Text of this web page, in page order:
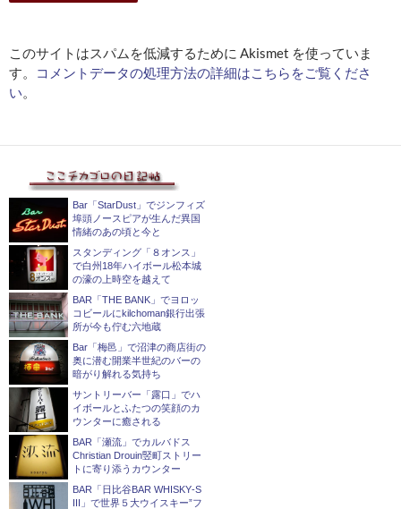
このサイトはスパムを低減するために Akismet を使っていま
す。
コメントデータの処理方法の詳細はこちらをご覧くださ
い。
Bar「StarDust」でジンフィズ
埠頭ノースピアが生んだ異国
情緒のあの頃と今と
スタンディング「８オンス」
で白州18年ハイボール松本城
の濠の上時空を越えて
BAR「THE BANK」でヨロッ
コビールにkilchoman銀行出張
所が今も佇む六地蔵
Bar「梅邑」で沼津の商店街の
奥に潜む開業半世紀のバーの
暗がり解れる気持ち
サントリーバー「露口」でハ
イボールとふたつの笑顔のカ
ウンターに癒される
BAR「瀬流」でカルバドス
Christian Drouin竪町ストリー
トに寄り添うカウンター
BAR「日比谷BAR WHISKY‐S
III」で世界５大ウイスキー”フ